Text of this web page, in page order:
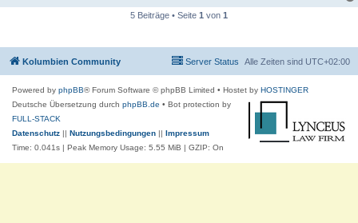
5 Beiträge • Seite 1 von 1
Kolumbien Community Alle Zeiten sind UTC+02:00
Server Status
Powered by phpBB® Forum Software © phpBB Limited • Hostet by HOSTINGER
Deutsche Übersetzung durch phpBB.de • Bot protection by
FULL-STACK
Datenschutz || Nutzungsbedingungen || Impressum
Time: 0.041s | Peak Memory Usage: 5.55 MiB | GZIP: On